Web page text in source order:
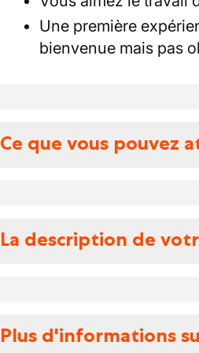
Une première
bienvenue mais pas
Ce que vous pouvez
Une période d'essai
La description de
Vous conduisez le
Plus d'informations